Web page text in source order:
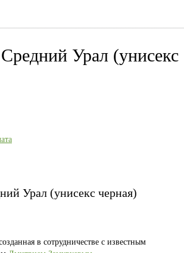
Урал (унисекс
Урал (унисекс черная)
в сотрудничестве с известным